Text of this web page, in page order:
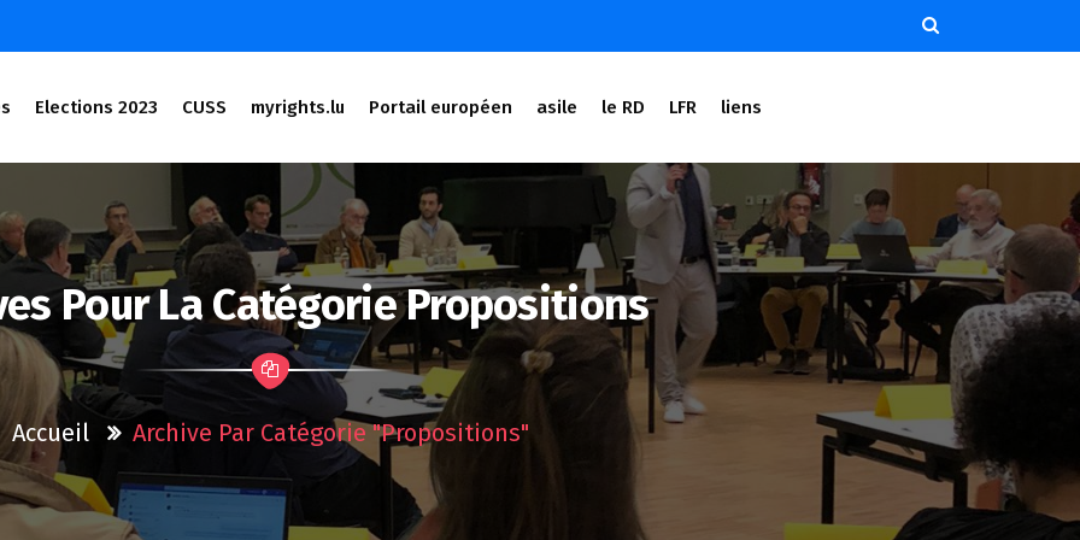
Elections 2023 CUSS myrights.lu Portail européen asile le RD LFR liens
Pour La Catégorie Propositions
Accueil Archive Par Catégorie "propositions"